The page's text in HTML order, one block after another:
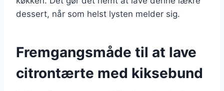
dessert, når som helst lysten melder sig.
Fremgangsmåde til at lave
citrontærte med kiksebund